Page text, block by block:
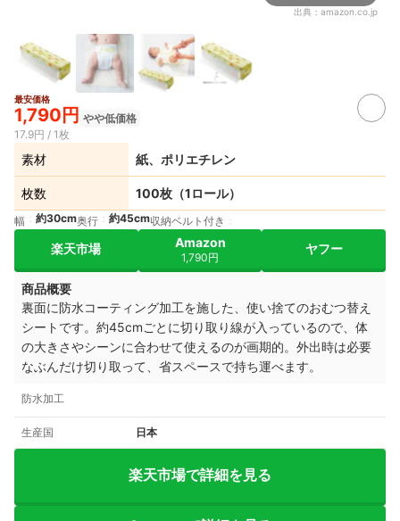
出典： amazon.co.jp
最安価格
1,790円 やや低価格
17.9円 / 1枚
素材 紙、ポリエチレン
枚数 100枚（1ロール）
幅 約30cm奥行 約45cm収納ベルト付き
楽天市場 Amazon
1,790円
ヤフー
商品概要
裏面に防水コーティング加工を施した、使い捨てのおむつ替え
シートです。約45cmごとに切り取り線が入っているので、体
の大きさやシーンに合わせて使えるのが画期的。外出時は必要
なぶんだけ切り取って、省スペースで持ち運べます。
防水加工
生産国 日本
楽天市場で詳細を見る